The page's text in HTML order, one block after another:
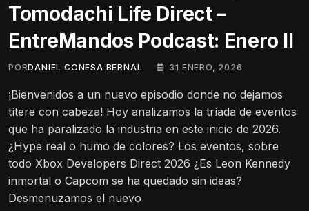
Tomodachi Life Direct –
EntreMandos Podcast: Enero II
PORDANIEL CONESA BERNAL 31 ENERO, 2026
¡Bienvenidos a un nuevo episodio donde no dejamos
títere con cabeza! Hoy analizamos la tríada de eventos
que ha paralizado la industria en este inicio de 2026.
¿Hype real o humo de colores? Los eventos, sobre
todo Xbox Developers Direct 2026 ¿Es Leon Kennedy
inmortal o Capcom se ha quedado sin ideas?
Desmenuzamos el nuevo